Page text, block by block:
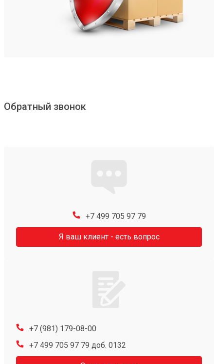
Обратный звонок
+7 499 705 97 79
Я ваш клиент - есть вопрос
+7 (981) 179-08-00
+7 499 705 97 79 доб. 0132